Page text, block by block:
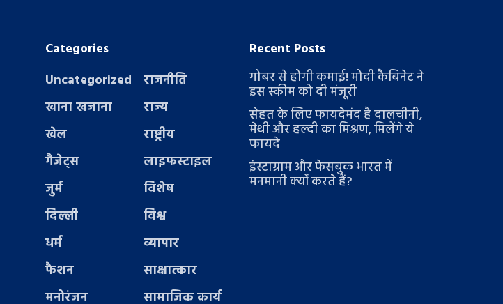
Categories
Uncategorized
खाना खजाना
खेल
गैजेट्स
जुर्म
दिल्ली
धर्म
फैशन
मनोरंजन
राजनीति
राज्य
राष्ट्रीय
लाइफस्टाइल
विशेष
विश्व
व्यापार
साक्षात्कार
सामाजिक कार्य
Recent Posts
गोबर से होगी कमाई! मोदी कैबिनेट ने
इस स्कीम को दी मंजूरी
सेहत के लिए फायदेमंद है दालचीनी,
मेथी और हल्दी का मिश्रण, मिलेंगे ये
फायदे
इंस्टाग्राम और फेसबुक भारत में
मनमानी क्यों करते हैं?